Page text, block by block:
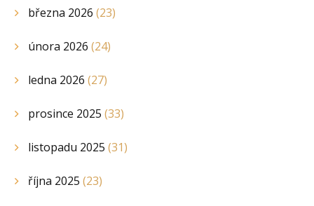
března 2026 (23)
února 2026 (24)
ledna 2026 (27)
prosince 2025 (33)
listopadu 2025 (31)
října 2025 (23)